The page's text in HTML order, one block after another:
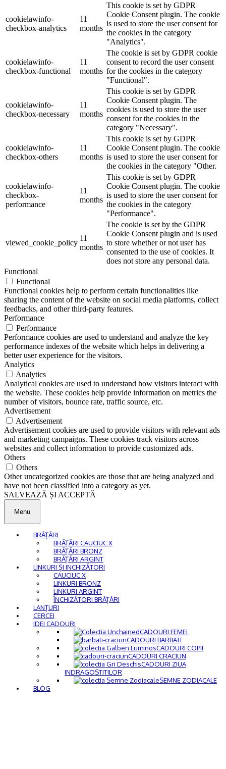
cookielawinfo-
checkbox-analytics
11
months
This cookie is set by GDPR
Cookie Consent plugin. The cookie
is used to store the user consent for
the cookies in the category
"Analytics".
cookielawinfo-
checkbox-functional
11
months
The cookie is set by GDPR cookie
consent to record the user consent
for the cookies in the category
"Functional".
cookielawinfo-
checkbox-necessary
11
months
This cookie is set by GDPR
Cookie Consent plugin. The
cookies is used to store the user
consent for the cookies in the
category "Necessary".
cookielawinfo-
checkbox-others
11
months
This cookie is set by GDPR
Cookie Consent plugin. The cookie
is used to store the user consent for
the cookies in the category "Other.
cookielawinfo-
checkbox-
performance
11
months
This cookie is set by GDPR
Cookie Consent plugin. The cookie
is used to store the user consent for
the cookies in the category
"Performance".
viewed_cookie_policy
11
months
The cookie is set by the GDPR
Cookie Consent plugin and is used
to store whether or not user has
consented to the use of cookies. It
does not store any personal data.
Functional
Functional
Functional cookies help to perform certain functionalities like
sharing the content of the website on social media platforms, collect
feedbacks, and other third-party features.
Performance
Performance
Performance cookies are used to understand and analyze the key
performance indexes of the website which helps in delivering a
better user experience for the visitors.
Analytics
Analytics
Analytical cookies are used to understand how visitors interact with
the website. These cookies help provide information on metrics the
number of visitors, bounce rate, traffic source, etc.
Advertisement
Advertisement
Advertisement cookies are used to provide visitors with relevant ads
and marketing campaigns. These cookies track visitors across
websites and collect information to provide customized ads.
Others
Others
Other uncategorized cookies are those that are being analyzed and
have not been classified into a category as yet.
SALVEAZĂ ȘI ACCEPTĂ
Menu
BRĂȚĂRI
BRĂȚĂRI CAUCIUC X
BRĂȚĂRI BRONZ
BRĂȚĂRI ARGINT
LINKURI ȘI INCHIZĂTORI
CAUCIUC X
LINKURI BRONZ
LINKURI ARGINT
ÎNCHIZĂTORI BRĂȚĂRI
LANȚURI
CERCEI
IDEI CADOURI
CADOURI FEMEI
CADOURI BARBATI
CADOURI COPII
CADOURI CRACIUN
CADOURI ZIUA
INDRAGOSTITILOR
SEMNE ZODIACALE
BLOG